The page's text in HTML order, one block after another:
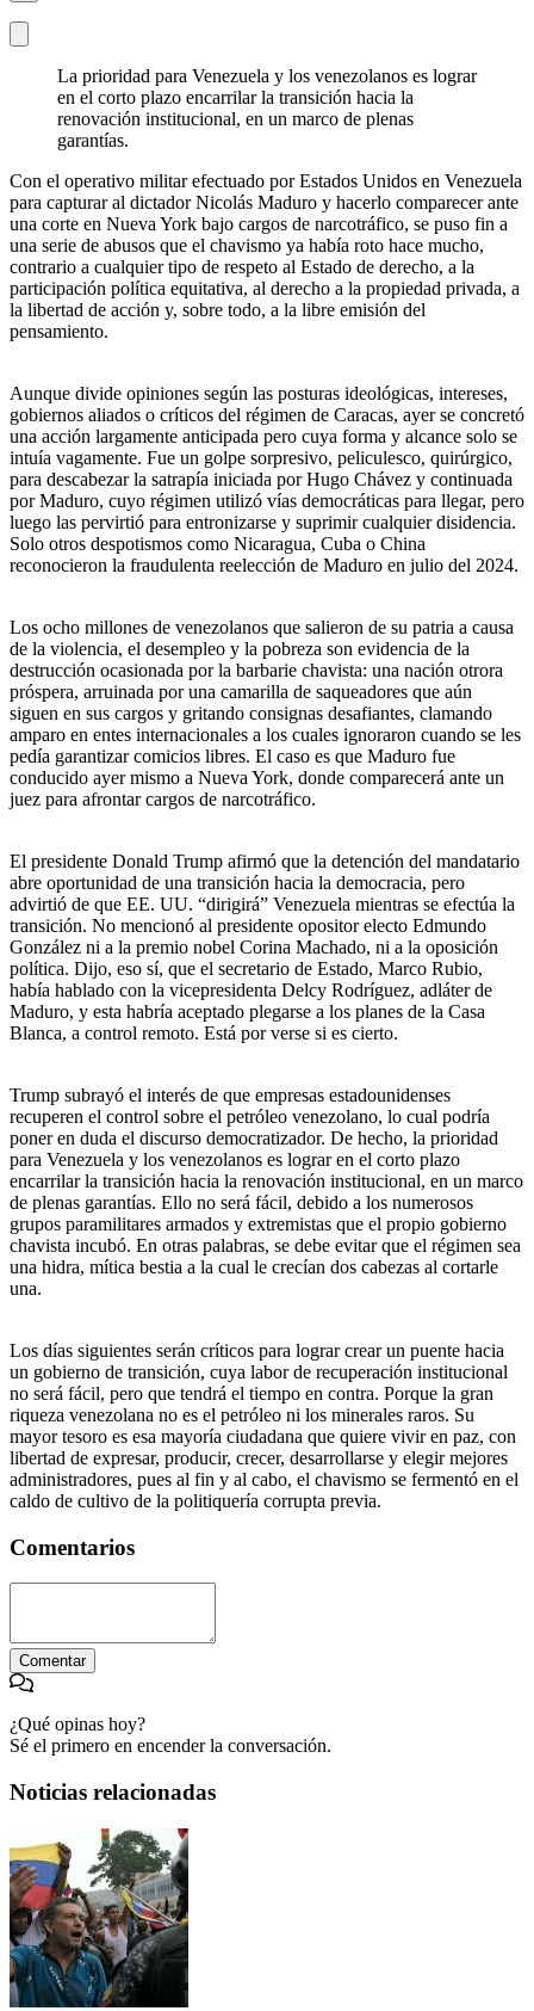
La prioridad para Venezuela y los venezolanos es lograr
en el corto plazo encarrilar la transición hacia la
renovación institucional, en un marco de plenas
garantías.
Con el operativo militar efectuado por Estados Unidos en Venezuela
para capturar al dictador Nicolás Maduro y hacerlo comparecer ante
una corte en Nueva York bajo cargos de narcotráfico, se puso fin a
una serie de abusos que el chavismo ya había roto hace mucho,
contrario a cualquier tipo de respeto al Estado de derecho, a la
participación política equitativa, al derecho a la propiedad privada, a
la libertad de acción y, sobre todo, a la libre emisión del
pensamiento.
Aunque divide opiniones según las posturas ideológicas, intereses,
gobiernos aliados o críticos del régimen de Caracas, ayer se concretó
una acción largamente anticipada pero cuya forma y alcance solo se
intuía vagamente. Fue un golpe sorpresivo, peliculesco, quirúrgico,
para descabezar la satrapía iniciada por Hugo Chávez y continuada
por Maduro, cuyo régimen utilizó vías democráticas para llegar, pero
luego las pervirtió para entronizarse y suprimir cualquier disidencia.
Solo otros despotismos como Nicaragua, Cuba o China
reconocieron la fraudulenta reelección de Maduro en julio del 2024.
Los ocho millones de venezolanos que salieron de su patria a causa
de la violencia, el desempleo y la pobreza son evidencia de la
destrucción ocasionada por la barbarie chavista: una nación otrora
próspera, arruinada por una camarilla de saqueadores que aún
siguen en sus cargos y gritando consignas desafiantes, clamando
amparo en entes internacionales a los cuales ignoraron cuando se les
pedía garantizar comicios libres. El caso es que Maduro fue
conducido ayer mismo a Nueva York, donde comparecerá ante un
juez para afrontar cargos de narcotráfico.
El presidente Donald Trump afirmó que la detención del mandatario
abre oportunidad de una transición hacia la democracia, pero
advirtió de que EE. UU. “dirigirá” Venezuela mientras se efectúa la
transición. No mencionó al presidente opositor electo Edmundo
González ni a la premio nobel Corina Machado, ni a la oposición
política. Dijo, eso sí, que el secretario de Estado, Marco Rubio,
había hablado con la vicepresidenta Delcy Rodríguez, adláter de
Maduro, y esta habría aceptado plegarse a los planes de la Casa
Blanca, a control remoto. Está por verse si es cierto.
Trump subrayó el interés de que empresas estadounidenses
recuperen el control sobre el petróleo venezolano, lo cual podría
poner en duda el discurso democratizador. De hecho, la prioridad
para Venezuela y los venezolanos es lograr en el corto plazo
encarrilar la transición hacia la renovación institucional, en un marco
de plenas garantías. Ello no será fácil, debido a los numerosos
grupos paramilitares armados y extremistas que el propio gobierno
chavista incubó. En otras palabras, se debe evitar que el régimen sea
una hidra, mítica bestia a la cual le crecían dos cabezas al cortarle
una.
Los días siguientes serán críticos para lograr crear un puente hacia
un gobierno de transición, cuya labor de recuperación institucional
no será fácil, pero que tendrá el tiempo en contra. Porque la gran
riqueza venezolana no es el petróleo ni los minerales raros. Su
mayor tesoro es esa mayoría ciudadana que quiere vivir en paz, con
libertad de expresar, producir, crecer, desarrollarse y elegir mejores
administradores, pues al fin y al cabo, el chavismo se fermentó en el
caldo de cultivo de la politiquería corrupta previa.
Comentarios
Comentar
¿Qué opinas hoy?
Sé el primero en encender la conversación.
Noticias relacionadas